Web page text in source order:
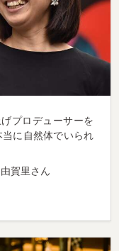
プロデューサーを
に自然体でいられ
賀里さん